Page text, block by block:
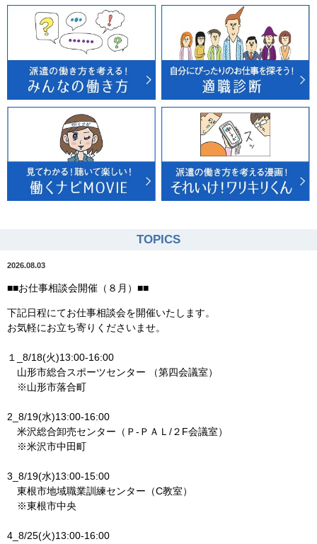
TOPICS
2026.08.03
■■お仕事相談会開催（８月）■■
下記日程にてお仕事相談会を開催いたします。
お気軽にお立ち寄りくださいませ。
１_8/18(火)13:00-16:00
山形市総合スポーツセンター （第四会議室）
※山形市落合町
2_8/19(水)13:00-16:00
米沢総合卸売センター（Ｐ-ＰＡＬ/２F会議室）
※米沢市中田町
3_8/19(水)13:00-15:00
東根市地域職業訓練センター（C教室）
※東根市中央
4_8/25(火)13:00-16:00